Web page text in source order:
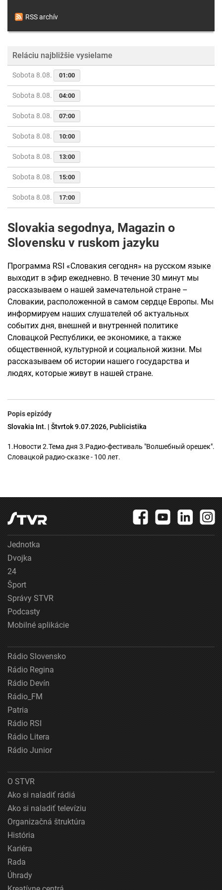
RSS archív
Reláciu najbližšie vysielame
Sobota 8.08. 01:00
Sobota 8.08. 04:00
Sobota 8.08. 07:00
Sobota 8.08. 10:00
Sobota 8.08. 13:00
Sobota 8.08. 15:00
Sobota 8.08. 17:00
Slovakia segodnya, Magazin o
Slovensku v ruskom jazyku
Программа RSI «Словакия сегодня» на русском языке
выходит в эфир ежедневно. В течение 30 минут мы
рассказываем о нашей замечательной стране –
Словакии, расположенной в самом сердце Европы. Мы
информируем наших слушателей об актуальных
событих дня, внешней и внутренней политике
Словацкой Республики, ее экономике, а также
общественной, культурной и социальной жизни. Мы
рассказываем об истории нашего государства и
людях, которые живут в нашей стране.
Popis epizódy
Slovakia Int. | Štvrtok 9.07.2026, Publicistika
1.Новости 2.Тема дня 3.Радио-фестиваль "Волшебный орешек".
Словацкой радио-сказке - 100 лет.
Jednotka
Dvojka
24
Šport
Správy STVR
Podcasty
Mobilné aplikácie
Rádio Slovensko
Rádio Regina
Rádio Devín
Rádio_FM
Patria
Rádio RSI
Rádio Litera
Rádio Junior
O STVR
Ako si naladiť rádiá
Ako si naladiť televíziu
Organizačná štruktúra
História
Kariéra
Rada
Úhrady